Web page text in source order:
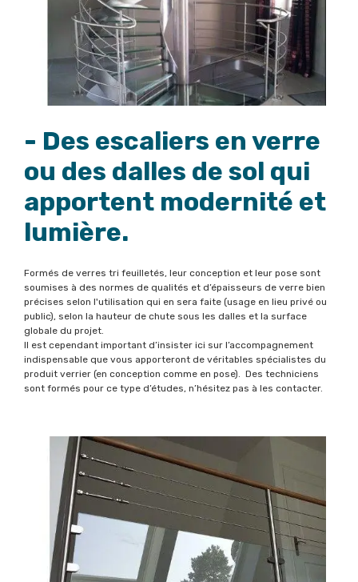
- Des escaliers en verre
ou des dalles de sol qui
apportent modernité et
lumière.
Formés de verres tri feuilletés, leur conception et leur pose sont
soumises à des normes de qualités et d’épaisseurs de verre bien
précises selon l'utilisation qui en sera faite (usage en lieu privé ou
public), selon la hauteur de chute sous les dalles et la surface
globale du projet.
Il est cependant important d’insister ici sur l’accompagnement
indispensable que vous apporteront de véritables spécialistes du
produit verrier (en conception comme en pose). Des techniciens
sont formés pour ce type d’études, n’hésitez pas à les contacter.